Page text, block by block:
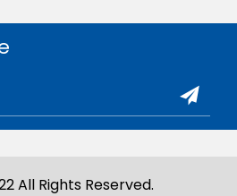
All Rights Reserved.